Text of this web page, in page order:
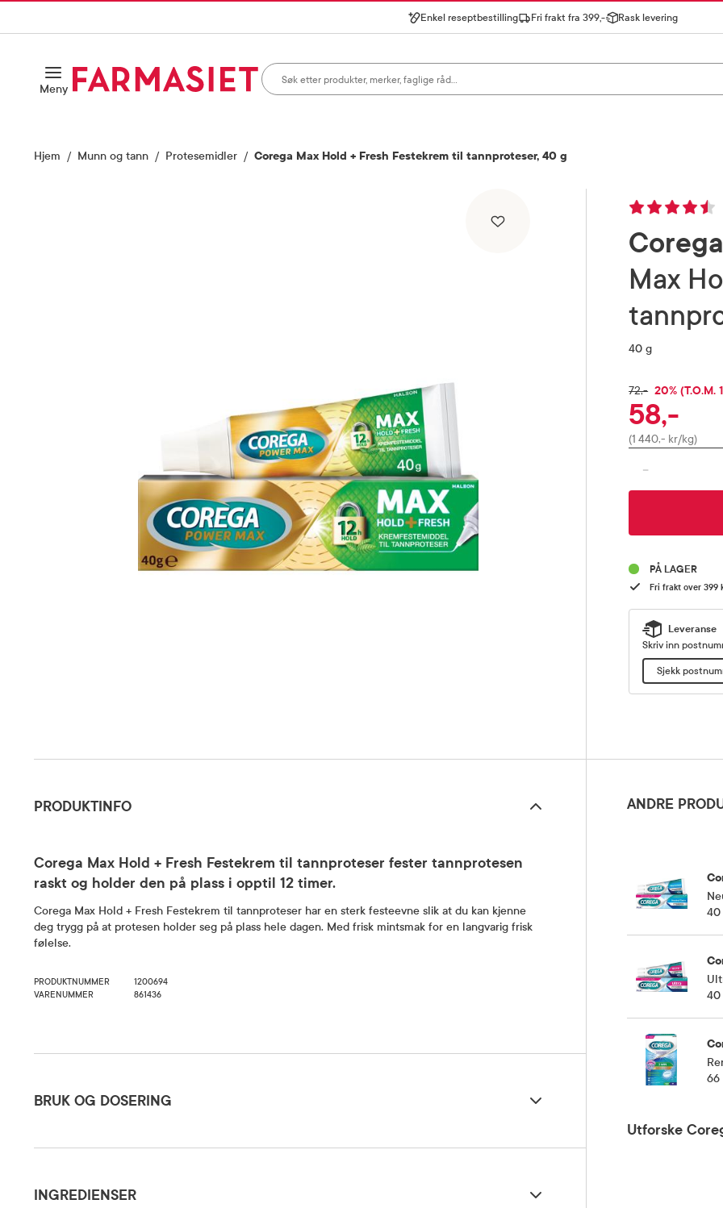
Enkel reseptbestilling Fri frakt fra 399,- Rask levering
INNHOLD
MenyÅpne
Søk i apotek
Hjem Munn og tann Protesemidler Corega Max Hold + Fresh Festekrem til tannproteser, 40 g
Max Hold + Fresh Festekrem til
40 g
FULLPRIS
72,- 20% (T.O.M.
Pris
58,-
(1 440,- kr/kg)
-
PÅ LAGER
Fri frakt over 399
Leveranse
Skriv inn
Sjekk
PRODUKTINFO
Corega Max Hold + Fresh Festekrem til tannproteser fester tannprotesen
raskt og holder den på plass i opptil 12 timer.
Corega Max Hold + Fresh Festekrem til tannproteser har en sterk festeevne slik at du kan kjenne
deg trygg på at protesen holder seg på plass hele dagen. Med frisk mintsmak for en langvarig frisk
følelse.
PRODUKTNUMMER
1200694
VARENUMMER
861436
BRUK OG DOSERING
INGREDIENSER
ANDRE
40
40
66
Utforske